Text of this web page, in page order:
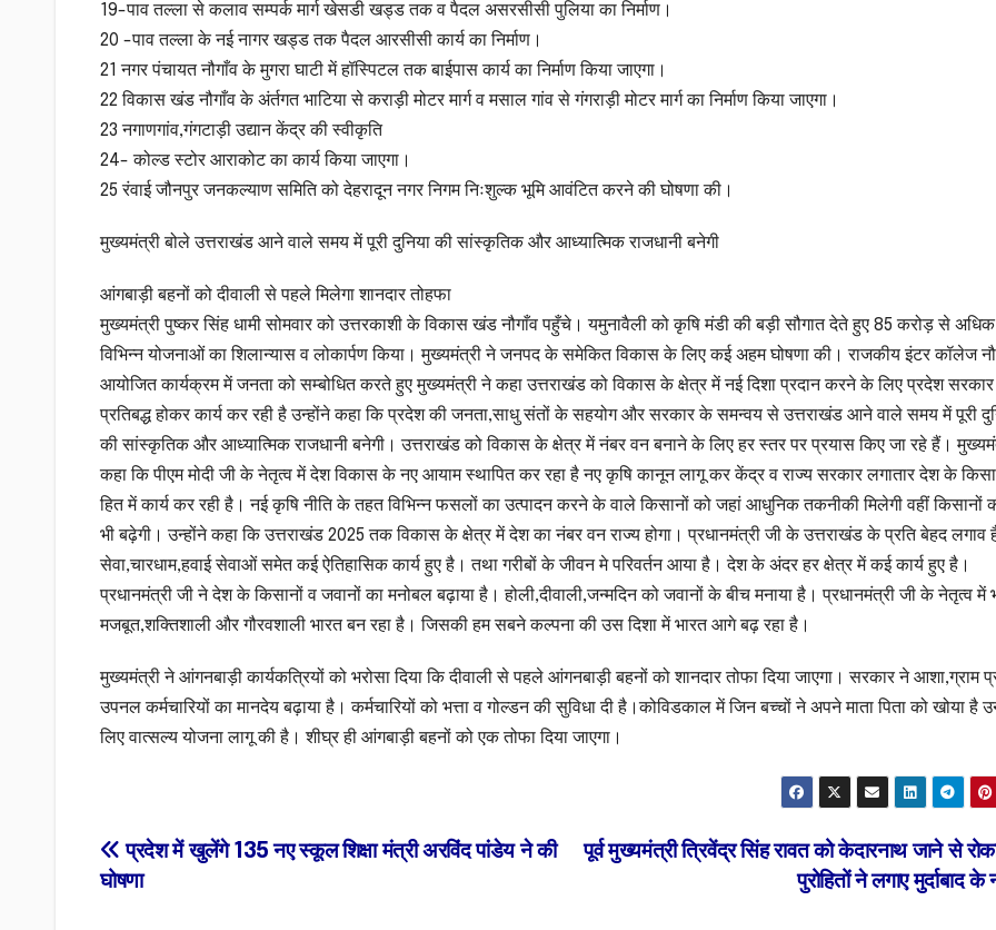
19-पाव तल्ला से कलाव सम्पर्क मार्ग खेसडी खड्ड तक व पैदल असरसीसी पुलिया का निर्माण।
20 -पाव तल्ला के नई नागर खड्ड तक पैदल आरसीसी कार्य का निर्माण।
21 नगर पंचायत नौगाँव के मुगरा घाटी में हॉस्पिटल तक बाईपास कार्य का निर्माण किया जाएगा।
22 विकास खंड नौगाँव के अंर्तगत भाटिया से कराड़ी मोटर मार्ग व मसाल गांव से गंगराड़ी मोटर मार्ग का निर्माण किया जाएगा।
23 नगाणगांव,गंगटाड़ी उद्यान केंद्र की स्वीकृति
24- कोल्ड स्टोर आराकोट का कार्य किया जाएगा।
25 रंवाई जौनपुर जनकल्याण समिति को देहरादून नगर निगम निःशुल्क भूमि आवंटित करने की घोषणा की।
मुख्यमंत्री बोले उत्तराखंड आने वाले समय में पूरी दुनिया की सांस्कृतिक और आध्यात्मिक राजधानी बनेगी
आंगबाड़ी बहनों को दीवाली से पहले मिलेगा शानदार तोहफा
मुख्यमंत्री पुष्कर सिंह धामी सोमवार को उत्तरकाशी के विकास खंड नौगाँव पहुँचे। यमुनावैली को कृषि मंडी की बड़ी सौगात देते हुए 85 करोड़ से
विभिन्न योजनाओं का शिलान्यास व लोकार्पण किया। मुख्यमंत्री ने जनपद के समेकित विकास के लिए कई अहम घोषणा की। राजकीय इंटर कॉलेज
आयोजित कार्यक्रम में जनता को सम्बोधित करते हुए मुख्यमंत्री ने कहा उत्तराखंड को विकास के क्षेत्र में नई दिशा प्रदान करने के लिए प्रदेश सरकार
प्रतिबद्ध होकर कार्य कर रही है उन्होंने कहा कि प्रदेश की जनता,साधु संतों के सहयोग और सरकार के समन्वय से उत्तराखंड आने वाले समय में पूरी
की सांस्कृतिक और आध्यात्मिक राजधानी बनेगी। उत्तराखंड को विकास के क्षेत्र में नंबर वन बनाने के लिए हर स्तर पर प्रयास किए जा रहे हैं।
कहा कि पीएम मोदी जी के नेतृत्व में देश विकास के नए आयाम स्थापित कर रहा है नए कृषि कानून लागू कर केंद्र व राज्य सरकार लगातार देश के
हित में कार्य कर रही है। नई कृषि नीति के तहत विभिन्न फसलों का उत्पादन करने के वाले किसानों को जहां आधुनिक तकनीकी मिलेगी वहीं किसानों
भी बढ़ेगी। उन्होंने कहा कि उत्तराखंड 2025 तक विकास के क्षेत्र में देश का नंबर वन राज्य होगा। प्रधानमंत्री जी के उत्तराखंड के प्रति बेहद
सेवा,चारधाम,हवाई सेवाओं समेत कई ऐतिहासिक कार्य हुए है। तथा गरीबों के जीवन मे परिवर्तन आया है। देश के अंदर हर क्षेत्र में कई कार्य हुए है।
प्रधानमंत्री जी ने देश के किसानों व जवानों का मनोबल बढ़ाया है। होली,दीवाली,जन्मदिन को जवानों के बीच मनाया है। प्रधानमंत्री जी के नेतृत्व में
मजबूत,शक्तिशाली और गौरवशाली भारत बन रहा है। जिसकी हम सबने कल्पना की उस दिशा में भारत आगे बढ़ रहा है।
मुख्यमंत्री ने आंगनबाड़ी कार्यकत्रियों को भरोसा दिया कि दीवाली से पहले आंगनबाड़ी बहनों को शानदार तोफा दिया जाएगा। सरकार ने आशा,ग्राम
उपनल कर्मचारियों का मानदेय बढ़ाया है। कर्मचारियों को भत्ता व गोल्डन की सुविधा दी है।कोविडकाल में जिन बच्चों ने अपने माता पिता को खोया है
लिए वात्सल्य योजना लागू की है। शीघ्र ही आंगबाड़ी बहनों को एक तोफा दिया जाएगा।
Post
पूर्व मुख्यमंत्री त्रिवेंद्र सिंह रावत को केदारनाथ जाने से
पुरोहितों ने लगाए मुर्दाबाद के
प्रदेश में खुलेंगे 135 नए स्कूल शिक्षा मंत्री अरविंद पांडेय ने की
घोषणा